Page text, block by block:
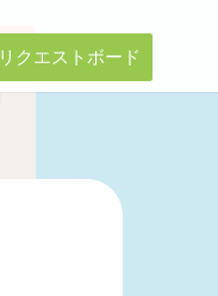
リクエストボード